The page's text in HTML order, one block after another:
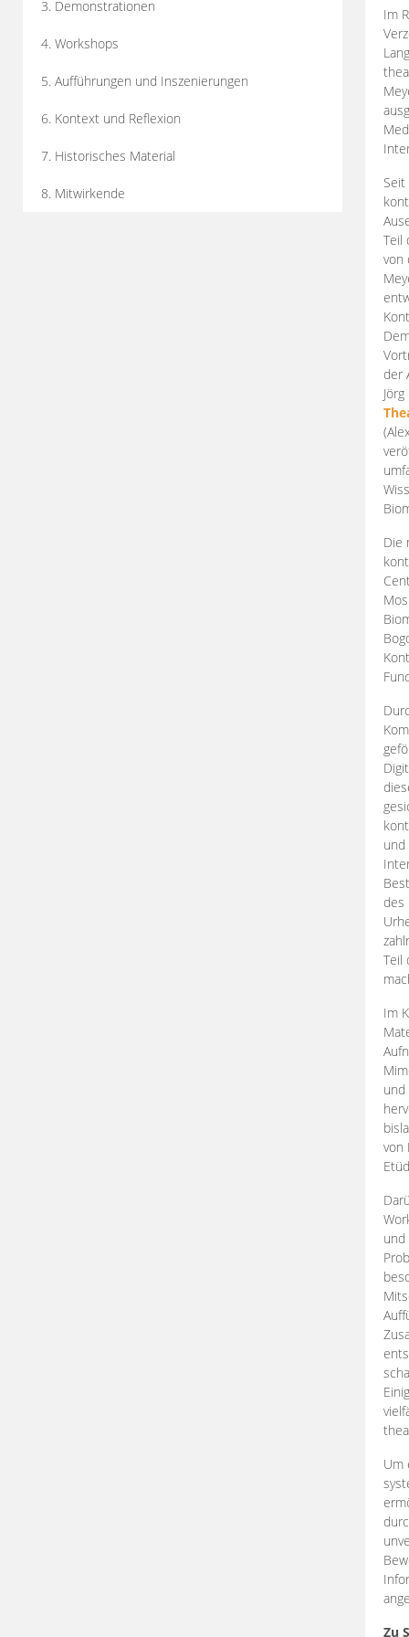
3. Demonstrationen
4. Workshops
5. Aufführungen und Inszenierungen
6. Kontext und Reflexion
7. Historisches Material
8. Mitwirkende
Im
Teil
von
der
Die
des
Teil
Im
und
von
und
Um
Zu